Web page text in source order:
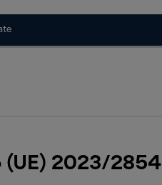
(UE) 2023/2854